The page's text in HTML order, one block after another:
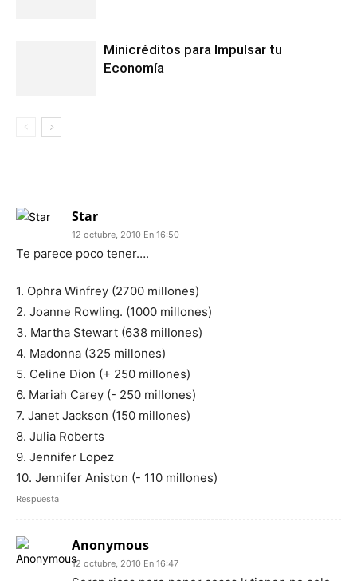
Minicréditos para Impulsar tu
Economía
Star
12 octubre, 2010 En 16:50
Te parece poco tener….
1. Ophra Winfrey (2700 millones)
2. Joanne Rowling. (1000 millones)
3. Martha Stewart (638 millones)
4. Madonna (325 millones)
5. Celine Dion (+ 250 millones)
6. Mariah Carey (- 250 millones)
7. Janet Jackson (150 millones)
8. Julia Roberts
9. Jennifer Lopez
10. Jennifer Aniston (- 110 millones)
Respuesta
Anonymous
12 octubre, 2010 En 16:47